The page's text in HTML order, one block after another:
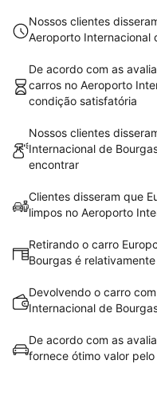
Nossos clientes
Aeroporto Internacional
De acordo com as
carros no Aeroporto
condição satisfatória
Nossos clientes
Internacional de
encontrar
Clientes disseram que
limpos no Aeroporto
Retirando o carro
Bourgas é
Devolvendo o carro
Internacional de
De acordo com as
fornece ótimo valor